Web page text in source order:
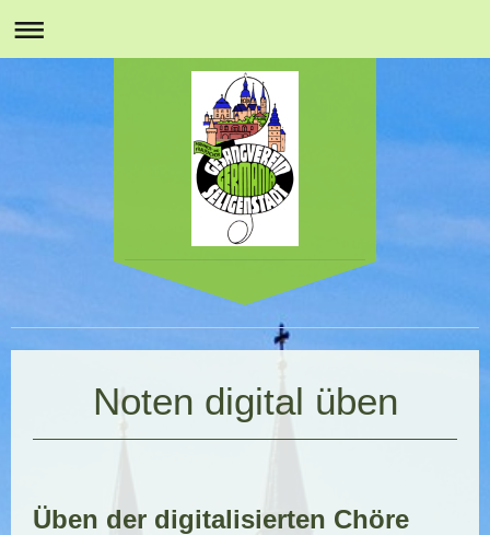
Noten digital üben
Üben der digitalisierten Chöre